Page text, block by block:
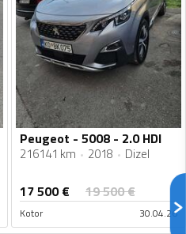
Peugeot - 5008 - 2.0 HDI
216141 km 2018 Dizel
17 500€ 19 500€
Kotor 30.04.26